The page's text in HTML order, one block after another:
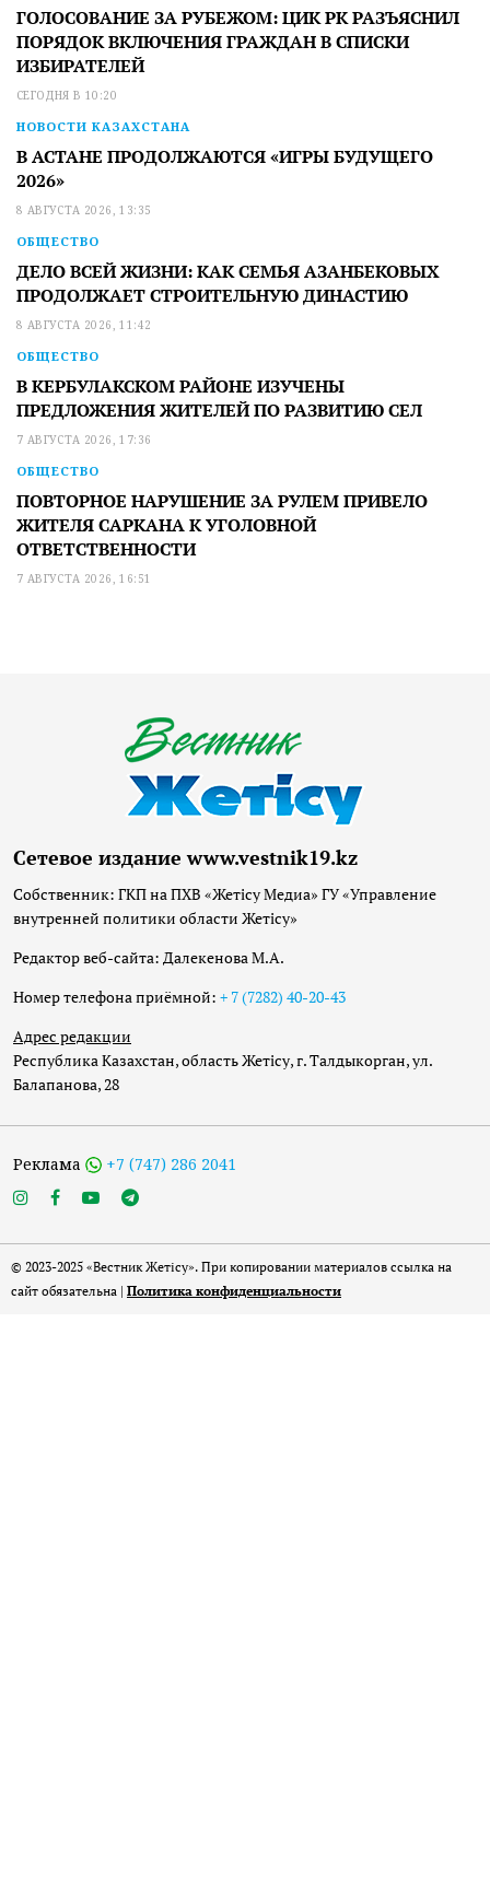
ГОЛОСОВАНИЕ ЗА РУБЕЖОМ: ЦИК РК РАЗЪЯСНИЛ
ПОРЯДОК ВКЛЮЧЕНИЯ ГРАЖДАН В СПИСКИ
ИЗБИРАТЕЛЕЙ
СЕГОДНЯ В 10:20
НОВОСТИ КАЗАХСТАНА
В АСТАНЕ ПРОДОЛЖАЮТСЯ «ИГРЫ БУДУЩЕГО
2026»
8 АВГУСТА 2026, 13:35
ОБЩЕСТВО
ДЕЛО ВСЕЙ ЖИЗНИ: КАК СЕМЬЯ АЗАНБЕКОВЫХ
ПРОДОЛЖАЕТ СТРОИТЕЛЬНУЮ ДИНАСТИЮ
8 АВГУСТА 2026, 11:42
ОБЩЕСТВО
В КЕРБУЛАКСКОМ РАЙОНЕ ИЗУЧЕНЫ
ПРЕДЛОЖЕНИЯ ЖИТЕЛЕЙ ПО РАЗВИТИЮ СЕЛ
7 АВГУСТА 2026, 17:36
ОБЩЕСТВО
ПОВТОРНОЕ НАРУШЕНИЕ ЗА РУЛЕМ ПРИВЕЛО
ЖИТЕЛЯ САРКАНА К УГОЛОВНОЙ
ОТВЕТСТВЕННОСТИ
7 АВГУСТА 2026, 16:51
Сетевое издание www.vestnik19.kz
Собственник: ГКП на ПХВ «Жетісу Медиа» ГУ «Управление
внутренней политики области Жетісу»
Редактор веб-сайта: Далекенова М.А.
Номер телефона приёмной: + 7 (7282) 40-20-43
Адрес редакции
Республика Казахстан, область Жетісу, г. Талдыкорган, ул.
Балапанова, 28
Реклама +7 (747) 286 2041
© 2023-2025 «Вестник Жетісу». При копировании материалов ссылка на
сайт обязательна | Политика конфиденциальности